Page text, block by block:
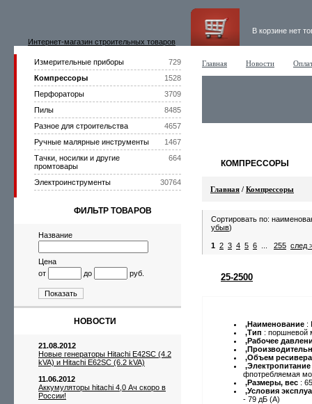
Интернет-магазин строительных товаров
В корзине нет
729
Измерительные приборы
1528
Компрессоры
3709
Перфораторы
8485
Пилы
4657
Разное для строительства
1467
Ручные малярные инструменты
664
Тачки, носилки и другие
промтовары
30764
Электроинструменты
ФИЛЬТР ТОВАРОВ
Название
Цена
от
до руб.
Показать
НОВОСТИ
21.08.2012
Новые генераторы Hitachi E42SC (4.2
kVA) и Hitachi E62SC (6.2 kVA)
11.06.2012
Аккумуляторы hitachi 4,0 Ач скоро в
России!
Главная Новости
КОМПРЕССОРЫ
Главная / Компрессоры
Сортировать по:
убыв)
1 2 3 4 5 6 255 след
25-2500
,Наименование :
,Тип : поршневой
,Рабочее
,Объем ресивера
,Электропитание
фпотребляемая
,Размеры, вес :
,Условия
- 79 дБ (А)